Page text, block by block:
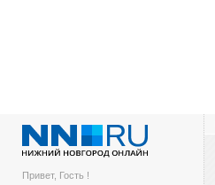
Привет, Гость !